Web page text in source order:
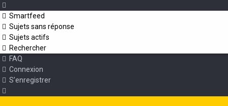
Smartfeed
Sujets sans réponse
Sujets actifs
Rechercher
FAQ
Connexion
S’enregistrer